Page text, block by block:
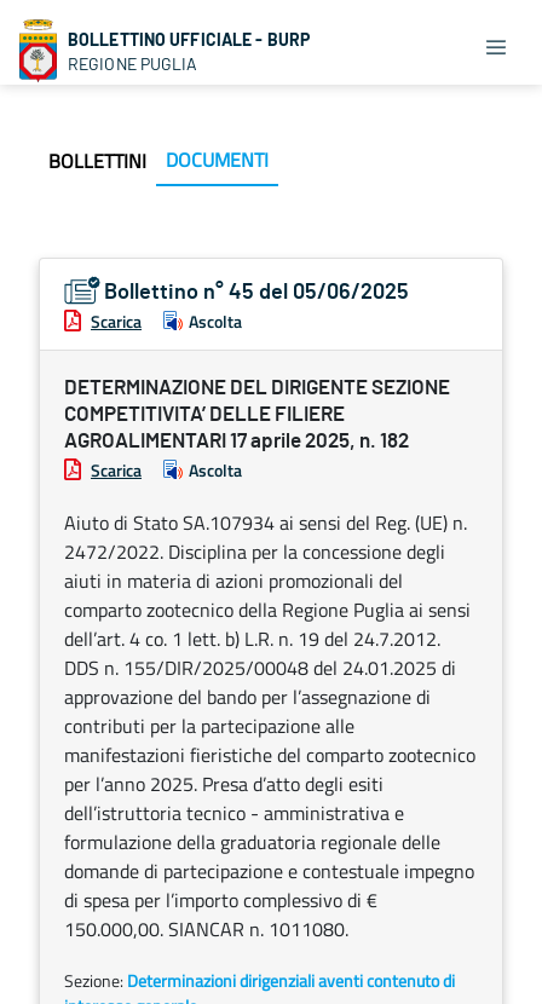
BOLLETTINO UFFICIALE - BURP
REGIONE PUGLIA
BOLLETTINI DOCUMENTI
Bollettino n° 45 del 05/06/2025
Scarica Ascolta
DETERMINAZIONE DEL DIRIGENTE SEZIONE
COMPETITIVITA’ DELLE FILIERE
AGROALIMENTARI 17 aprile 2025, n. 182
Scarica Ascolta
Aiuto di Stato SA.107934 ai sensi del Reg. (UE) n.
2472/2022. Disciplina per la concessione degli
aiuti in materia di azioni promozionali del
comparto zootecnico della Regione Puglia ai sensi
dell’art. 4 co. 1 lett. b) L.R. n. 19 del 24.7.2012.
DDS n. 155/DIR/2025/00048 del 24.01.2025 di
approvazione del bando per l’assegnazione di
contributi per la partecipazione alle
manifestazioni fieristiche del comparto zootecnico
per l’anno 2025. Presa d’atto degli esiti
dell’istruttoria tecnico - amministrativa e
formulazione della graduatoria regionale delle
domande di partecipazione e contestuale impegno
di spesa per l’importo complessivo di €
150.000,00. SIANCAR n. 1011080.
Sezione: Determinazioni dirigenziali aventi contenuto di